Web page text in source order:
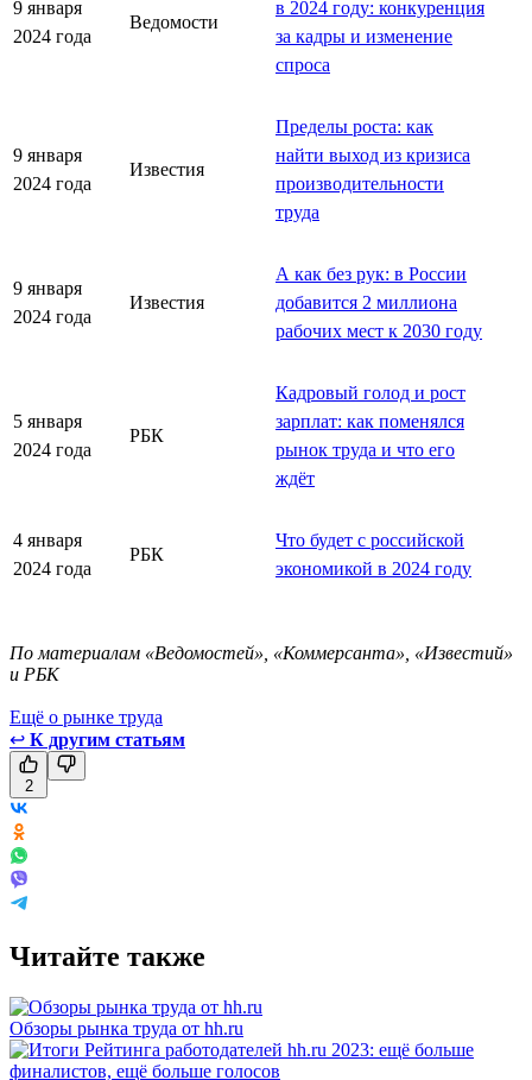
9 января
2024 года
Ведомости
в 2024 году: конкуренция
за кадры и изменение
спроса
9 января
2024 года
Известия
Пределы роста: как
найти выход из кризиса
производительности
труда
9 января
2024 года
Известия
А как без рук: в России
добавится 2 миллиона
рабочих мест к 2030 году
5 января
2024 года
РБК
Кадровый голод и рост
зарплат: как поменялся
рынок труда и что его
ждёт
4 января
2024 года
РБК
Что будет с российской
экономикой в 2024 году
По материалам «Ведомостей», «Коммерсанта», «Известий»
и РБК
Ещё о рынке труда
↩ К другим статьям
2
Читайте также
Обзоры рынка труда от hh.ru